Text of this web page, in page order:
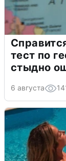
тест по
стыдно
6 августа